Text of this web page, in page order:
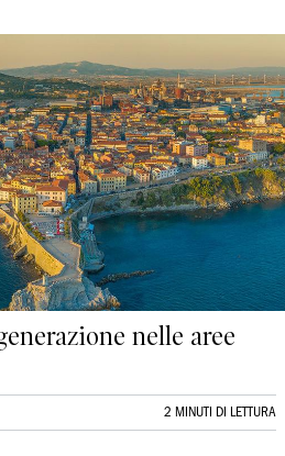
nelle aree
2 MINUTI DI LETTURA